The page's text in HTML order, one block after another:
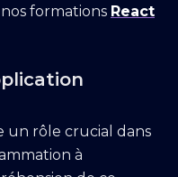
formations React
un rôle crucial dans
à